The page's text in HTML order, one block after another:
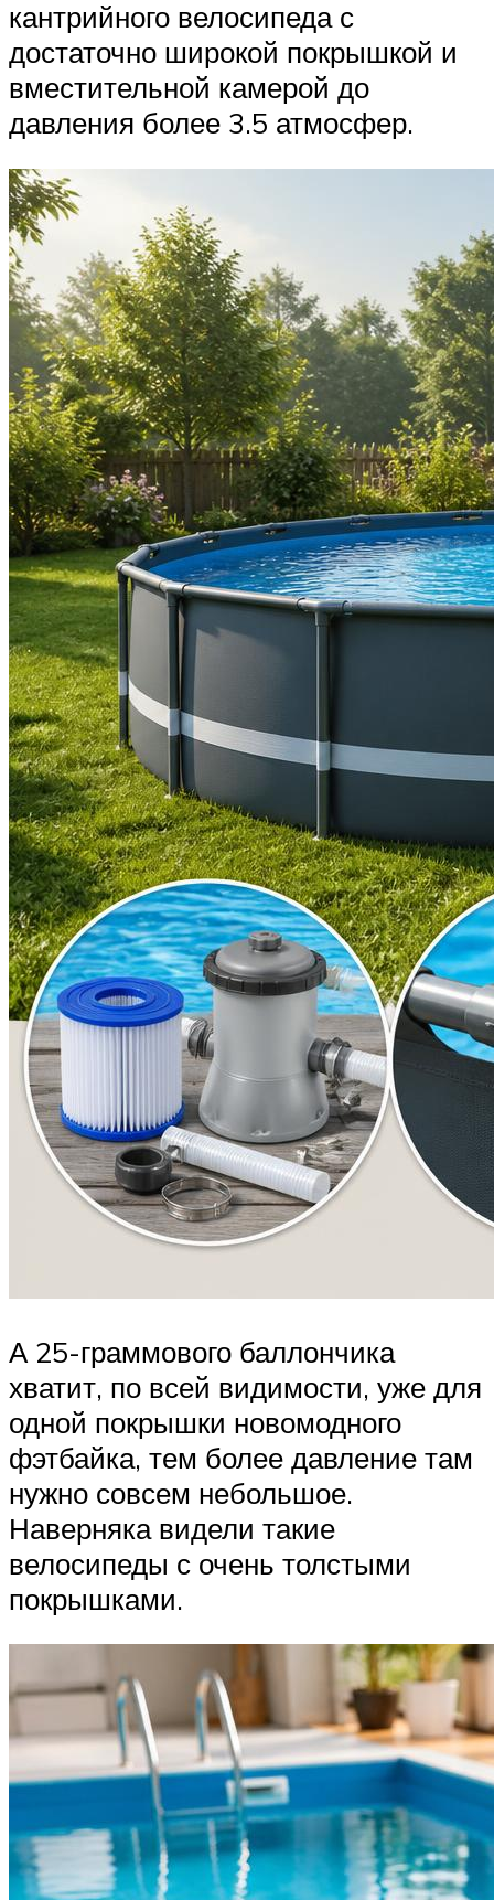
кантрийного велосипеда с
достаточно широкой покрышкой и
вместительной камерой до
давления более 3.5 атмосфер.
А 25-граммового баллончика
хватит, по всей видимости, уже для
одной покрышки новомодного
фэтбайка, тем более давление там
нужно совсем небольшое.
Наверняка видели такие
велосипеды с очень толстыми
покрышками.